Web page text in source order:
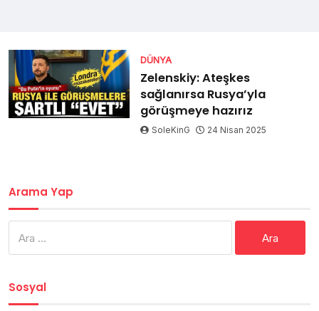
DÜNYA
Zelenskiy: Ateşkes
sağlanırsa Rusya’yla
görüşmeye hazırız
SoleKinG 24 Nisan 2025
Arama Yap
Sosyal